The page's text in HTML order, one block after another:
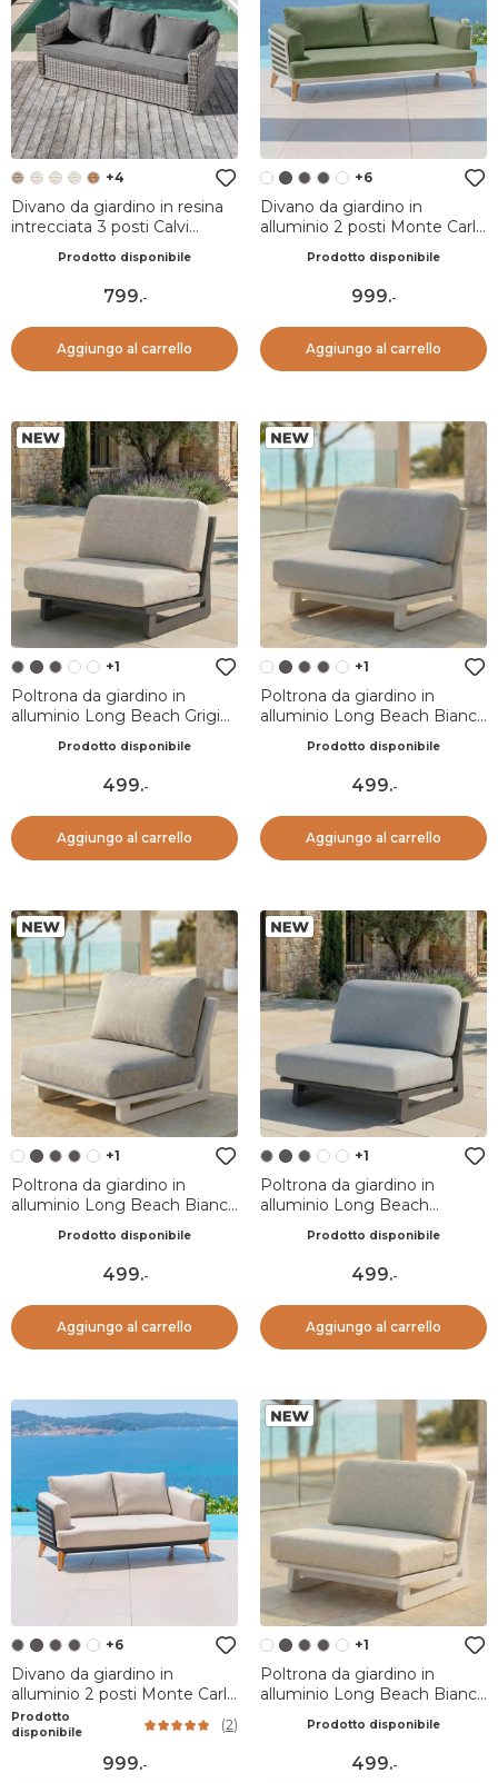
+4
Divano da giardino in resina
intrecciata 3 posti Calvi
Prodotto disponibile
799.-
Aggiungo al carrello
+6
Divano da giardino in
alluminio 2 posti Monte Carlo
Prodotto disponibile
999.-
Aggiungo al carrello
+1
Poltrona da giardino in
alluminio Long Beach Grigio
Prodotto disponibile
499.-
Aggiungo al carrello
+1
Poltrona da giardino in
alluminio Long Beach Bianco
Prodotto disponibile
499.-
Aggiungo al carrello
+1
Poltrona da giardino in
alluminio Long Beach Bianco
Prodotto disponibile
499.-
Aggiungo al carrello
+1
Poltrona da giardino in
alluminio Long Beach
Prodotto disponibile
499.-
Aggiungo al carrello
+6
Divano da giardino in
alluminio 2 posti Monte Carlo
Grigio antracite e tortora
Prodotto
disponibile
(2)
999.-
+1
Poltrona da giardino in
alluminio Long Beach Bianco
Prodotto disponibile
499.-